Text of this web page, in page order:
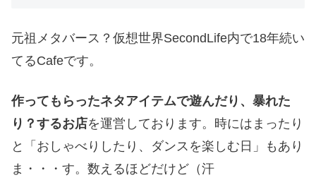
元祖メタバース？仮想世界SecondLife内で18年続い
てるCafeです。
作ってもらったネタアイテムで遊んだり、暴れた
り？するお店を運営しております。時にはまったり
と「おしゃべりしたり、ダンスを楽しむ日」もあり
ま・・・す。数えるほどだけど（汗